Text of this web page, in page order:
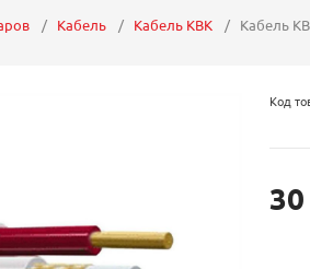
Кабель Кабель КВК Кабель
Код